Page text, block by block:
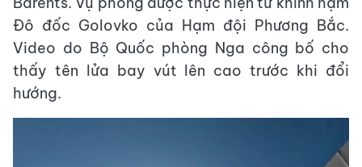
Đô đốc Golovko của Hạm đội Phương Bắc.
Video do Bộ Quốc phòng Nga công bố cho
thấy tên lửa bay vút lên cao trước khi đổi
hướng.